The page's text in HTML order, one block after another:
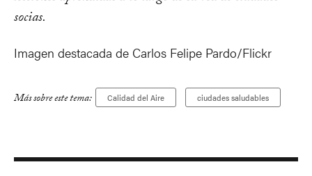
socias.
Imagen destacada de Carlos Felipe Pardo/Flickr
Más sobre este tema: Calidad del Aire ciudades saludables